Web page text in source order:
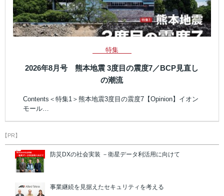
特集
2026年8月号 熊本地震 3度目の震度7／BCP見直し
の潮流
Contents＜特集1＞熊本地震3度目の震度7【Opinion】イオン
モール…
【PR】
防災DXの社会実装 －衛星データ利活用に向けて
事業継続を見据えたセキュリティを考える